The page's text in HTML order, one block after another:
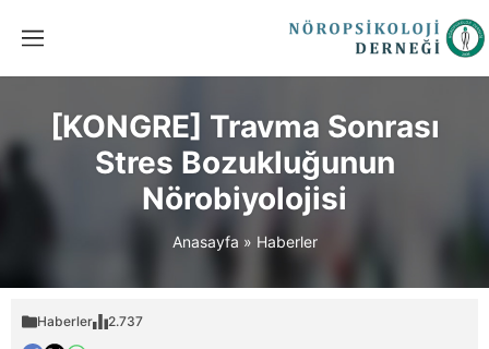
[KONGRE] Travma Sonrası
Stres Bozukluğunun
Nörobiyolojisi
Anasayfa » Haberler
Haberler 2.737